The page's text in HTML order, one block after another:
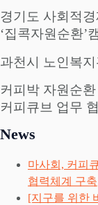
경기도 사회적
‘집콕자원순환’
과천시 노인복
커피박 자원순
커피큐브 업무
News
마사회, 커피
협력체계 구축
[지구를 위한